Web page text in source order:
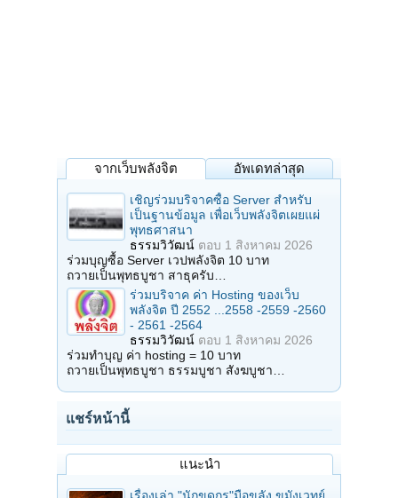
จากเว็บพลังจิต อัพเดทล่าสุด
เชิญร่วมบริจาคซื้อ Server สำหรับ
เป็นฐานข้อมูล เพื่อเว็บพลังจิตเผยแผ่
พุทธศาสนา
ธรรมวิวัฒน์ ตอบ 1 สิงหาคม 2026
ร่วมบุญซื้อ Server เวปพลังจิต 10 บาท
ถวายเป็นพุทธบูชา สาธุครับ…
ร่วมบริจาค ค่า Hosting ของเว็บ
พลังจิต ปี 2552 ...2558 -2559 -2560
- 2561 -2564
ธรรมวิวัฒน์ ตอบ 1 สิงหาคม 2026
ร่วมทำบุญ ค่า hosting = 10 บาท
ถวายเป็นพุทธบูชา ธรรมบูชา สังฆบูชา…
แชร์หน้านี้
แนะนำ